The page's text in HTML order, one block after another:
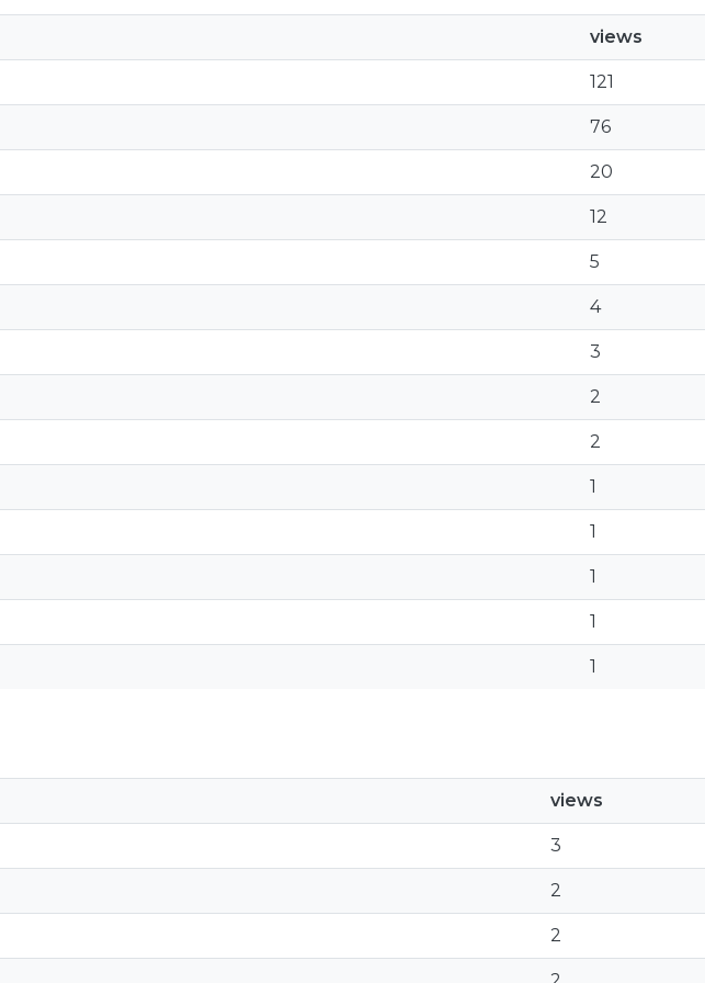
views
121
76
20
12
5
4
3
2
2
1
1
1
1
1
views
3
2
2